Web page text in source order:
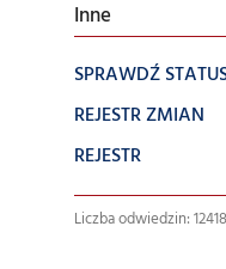
Inne
SPRAWDŹ
REJESTR ZMIAN
REJESTR
Liczba odwiedzin: